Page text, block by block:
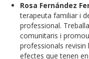
Rosa Fernández
terapeuta familiar i
professional.
comunitaris i
professionals revisin
efectes que tenen